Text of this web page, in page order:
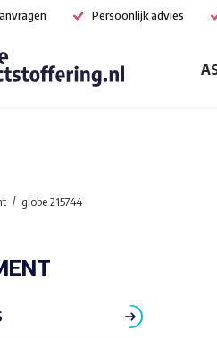
Persoonlijk advies
globe 215744